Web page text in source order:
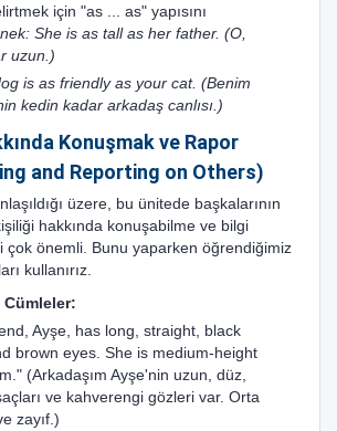
için "as ... as" yapısını
She is as tall as her father. (O,
uzun.)
is as friendly as your cat. (Benim
kedin kadar arkadaş canlısı.)
Konuşmak ve Rapor
and Reporting on Others)
üzere, bu ünitede başkalarının
hakkında konuşabilme ve bilgi
çok önemli. Bunu yaparken öğrendiğimiz
kullanırız.
Cümleler:
Ayşe, has long, straight, black
brown eyes. She is medium-height
(Arkadaşım Ayşe'nin uzun, düz,
ve kahverengi gözleri var. Orta
zayıf.)